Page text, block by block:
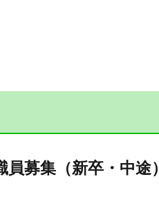
員募集（新卒・中途）